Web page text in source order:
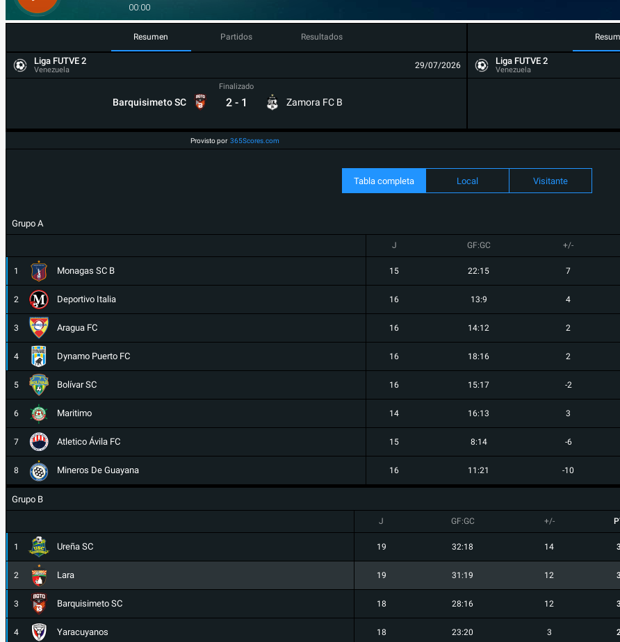
Resumen Partidos Resultados
Liga FUTVE 2
Venezuela 29/07/2026
Barquisimeto SC
Finalizado
2 - 1 Zamora FC B
Provisto por 365Scores.com
Liga FUTVE 2
Venezuela
Tabla completa Local Visitante
Grupo A
J GF:GC +/-
1 Monagas SC B 15 22:15 7
2 Deportivo Italia 16 13:9 4
3 Aragua FC 16 14:12 2
4 Dynamo Puerto FC 16 18:16 2
5 Bolívar SC 16 15:17 -2
6 Maritimo 14 16:13 3
7 Atletico Ávila FC 15 8:14 -6
8 Mineros De Guayana 16 11:21 -10
Grupo B
J GF:GC +/-
1 Ureña SC 19 32:18 14
2 Lara 19 31:19 12
3 Barquisimeto SC 18 28:16 12
4 Yaracuyanos 18 23:20 3